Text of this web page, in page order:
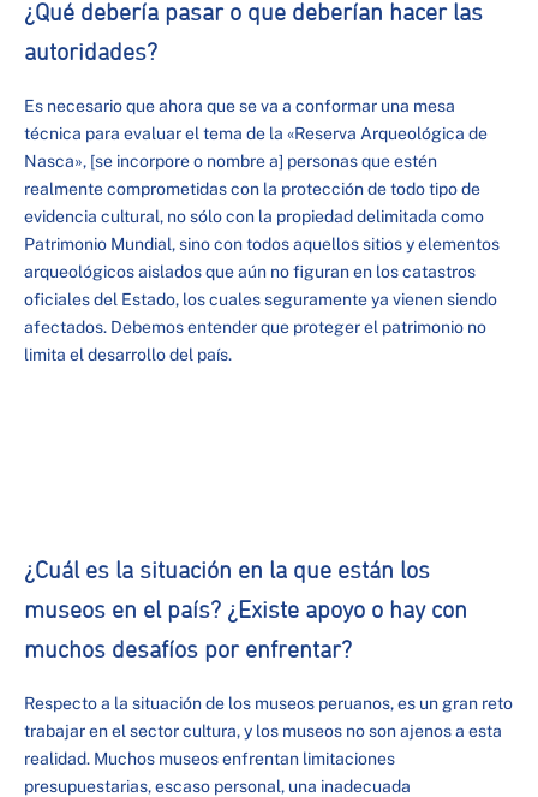
¿Qué debería pasar o que deberían hacer las
autoridades?
Es necesario que ahora que se va a conformar una mesa
técnica para evaluar el tema de la «Reserva Arqueológica de
Nasca», [se incorpore o nombre a] personas que estén
realmente comprometidas con la protección de todo tipo de
evidencia cultural, no sólo con la propiedad delimitada como
Patrimonio Mundial, sino con todos aquellos sitios y elementos
arqueológicos aislados que aún no figuran en los catastros
oficiales del Estado, los cuales seguramente ya vienen siendo
afectados. Debemos entender que proteger el patrimonio no
limita el desarrollo del país.
¿Cuál es la situación en la que están los
museos en el país? ¿Existe apoyo o hay con
muchos desafíos por enfrentar?
Respecto a la situación de los museos peruanos, es un gran reto
trabajar en el sector cultura, y los museos no son ajenos a esta
realidad. Muchos museos enfrentan limitaciones
presupuestarias, escaso personal, una inadecuada